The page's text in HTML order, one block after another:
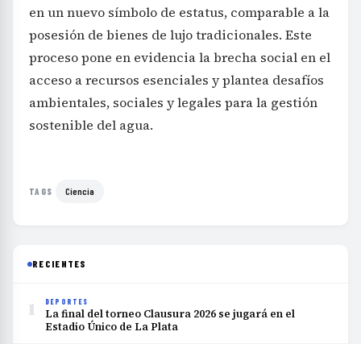
en un nuevo símbolo de estatus, comparable a la
posesión de bienes de lujo tradicionales. Este
proceso pone en evidencia la brecha social en el
acceso a recursos esenciales y plantea desafíos
ambientales, sociales y legales para la gestión
sostenible del agua.
TAGS Ciencia
RECIENTES
1 DEPORTES
La final del torneo Clausura 2026 se jugará en el
Estadio Único de La Plata